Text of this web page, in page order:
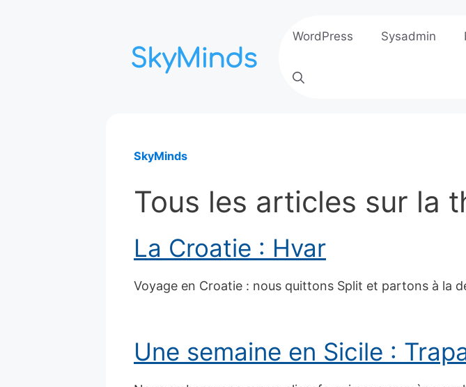
WordPress Sysadmin
SkyMinds
Tous les articles sur la
La Croatie : Hvar
Voyage en Croatie : nous quittons Split et partons à la
Une semaine en Sicile :